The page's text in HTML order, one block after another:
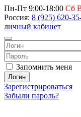
Пн-Пт 9:00-18:00 Сб
Россия: 8 (925) 620-
личный кабинет
Запомнить меня
Логин
Зарегистрироваться
Забыли пароль?